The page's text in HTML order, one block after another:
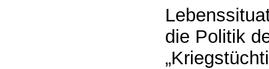
die Politik